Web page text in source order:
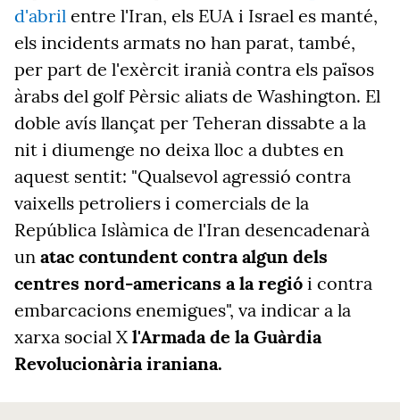
d'abril entre l'Iran, els EUA i Israel es manté,
els incidents armats no han parat, també,
per part de l'exèrcit iranià contra els països
àrabs del golf Pèrsic aliats de Washington. El
doble avís llançat per Teheran dissabte a la
nit i diumenge no deixa lloc a dubtes en
aquest sentit: "Qualsevol agressió contra
vaixells petroliers i comercials de la
República Islàmica de l'Iran desencadenarà
un atac contundent contra algun dels
centres nord-americans a la regió i contra
embarcacions enemigues", va indicar a la
xarxa social Xl'Armada de la Guàrdia
Revolucionària iraniana.